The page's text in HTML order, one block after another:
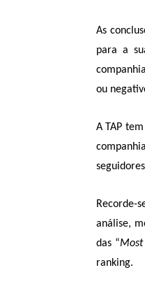
As
para a
ou
A TAP
Recorde-
análise,
das “Most
ranking.